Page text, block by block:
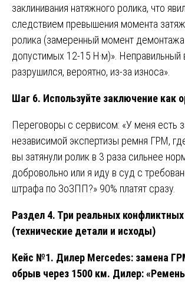
заклинивания натяжного ролика, что
следствием превышения момента
ролика (замеренный момент
допустимых 12-15 Н·м)». Неправильный
разрушился, вероятно, из-за износа».
Шаг 6. Используйте заключение как
Переговоры с сервисом: «У меня есть
независимой экспертизы ремня ГРМ,
вы затянули ролик в 3 раза сильнее
добровольно или я иду в суд с
штрафа по ЗоЗПП?» 90% платят сразу.
Раздел 4. Три реальных
(технические детали и исходы)
Кейс №1. Дилер Mercedes: замена
обрыв через 1500 км. Дилер: